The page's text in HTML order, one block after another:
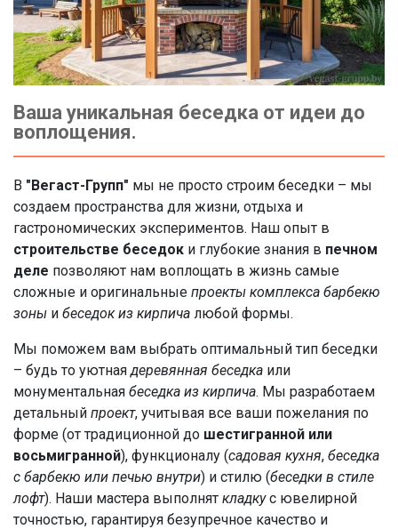
Ваша уникальная беседка от идеи до
воплощения.
В "Вегаст-Групп" мы не просто строим беседки – мы
создаем пространства для жизни, отдыха и
гастрономических экспериментов. Наш опыт в
строительстве беседок и глубокие знания в печном
деле позволяют нам воплощать в жизнь самые
сложные и оригинальные проекты комплекса барбекю
зоны и беседок из кирпича любой формы.
Мы поможем вам выбрать оптимальный тип беседки
– будь то уютная деревянная беседка или
монументальная беседка из кирпича. Мы разработаем
детальный проект, учитывая все ваши пожелания по
форме (от традиционной до шестигранной или
восьмигранной), функционалу (садовая кухня, беседка
с барбекю или печью внутри) и стилю (беседки в стиле
лофт). Наши мастера выполнят кладкус ювелирной
точностью, гарантируя безупречное качество и